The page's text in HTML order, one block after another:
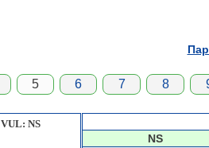
5 6 7 8
VUL: NS
NS